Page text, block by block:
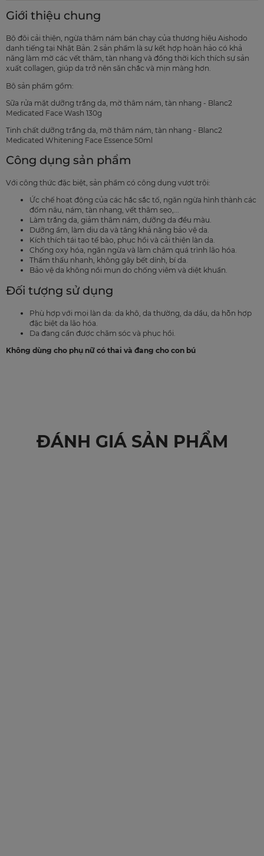
Giới thiệu chung
Bộ đôi cải thiện, ngừa thâm nám bán chạy của thương hiệu Aishodo
danh tiếng tại Nhật Bản. 2 sản phẩm là sự kết hợp hoàn hảo có khả
năng làm mờ các vết thâm, tàn nhang và đồng thời kích thích sự sản
xuất collagen, giúp da trở nên săn chắc và mịn màng hơn.
Bộ sản phẩm gồm:
Sữa rửa mặt dưỡng trắng da, mờ thâm nám, tàn nhang - Blanc2
Medicated Face Wash 130g
Tinh chất dưỡng trắng da, mờ thâm nám, tàn nhang - Blanc2
Medicated Whitening Face Essence 50ml
Công dụng sản phẩm
Với công thức đặc biệt, sản phẩm có công dụng vượt trội:
Ức chế hoạt động của các hắc sắc tố, ngăn ngừa hình thành các
đốm nâu, nám, tàn nhang, vết thâm sẹo,...
Làm trắng da, giảm thâm nám, dưỡng da đều màu.
Dưỡng ẩm, làm dịu da và tăng khả năng bảo vệ da.
Kích thích tái tạo tế bào, phục hồi và cải thiện làn da.
Chống oxy hóa, ngăn ngừa và làm chậm quá trình lão hóa.
Thẩm thấu nhanh, không gây bết dính, bí da.
Bảo vệ da không nổi mụn do chống viêm và diệt khuẩn.
Đối tượng sử dụng
Phù hợp với mọi làn da: da khô, da thường, da dầu, da hỗn hợp
đặc biệt da lão hóa.
Da đang cần được chăm sóc và phục hồi.
Không dùng cho phụ nữ có thai và đang cho con bú
ĐÁNH GIÁ SẢN PHẨM